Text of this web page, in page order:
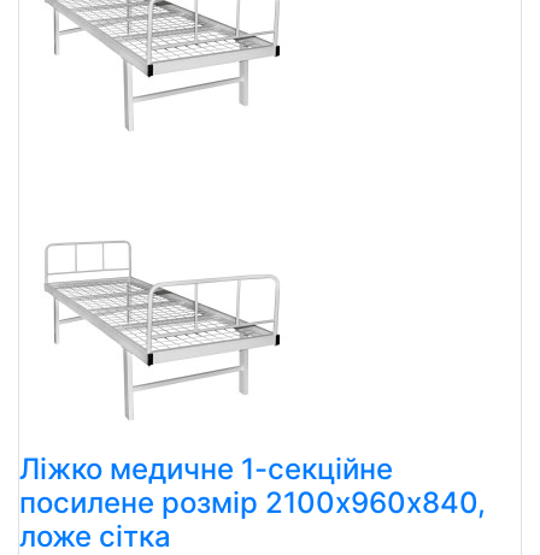
Ліжко медичне 1-секційне
посилене розмір 2100х960х840,
ложе сітка